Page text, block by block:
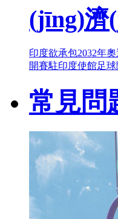
(jīng)濟
印度欲承包2032年
開賽駐印度使館足
常見問